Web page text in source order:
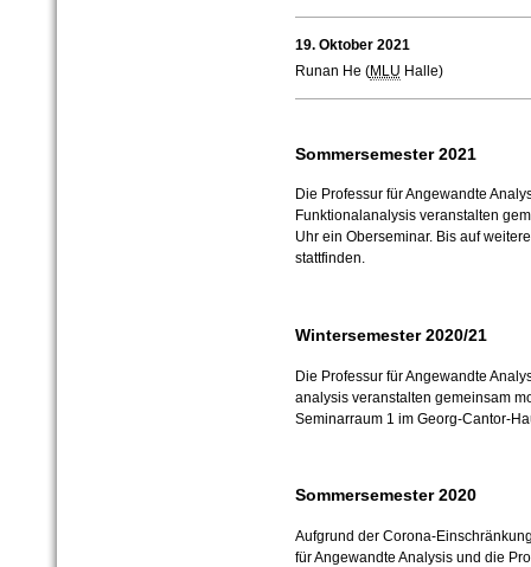
19. Oktober 2021
Runan He (MLU Halle)
Sommersemester 2021
Die Professur für Angewandte
Funktionalanalysis veranstalten
Uhr ein Oberseminar. Bis auf
stattfinden.
Wintersemester 2020/21
Die Professur für Angewandte
analysis veranstalten gemeinsam
Seminarraum 1 im Georg-Cantor-
Sommersemester 2020
Aufgrund der Corona-
für Angewandte Analysis und die